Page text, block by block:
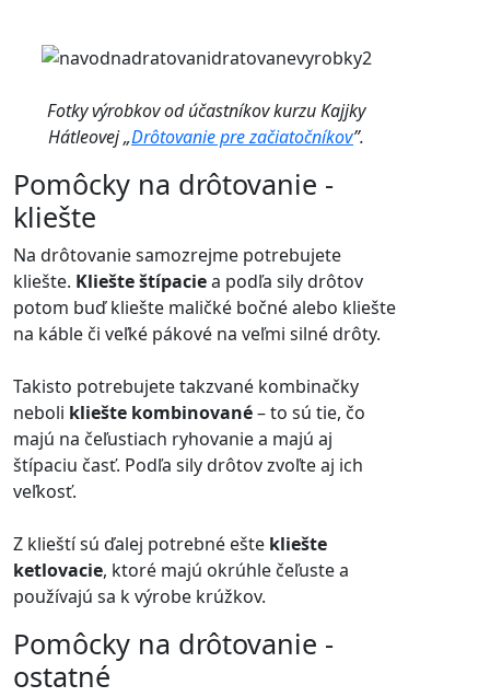
Fotky výrobkov od účastníkov kurzu Kajjky
Hátleovej „Drôtovanie pre začiatočníkov”.
Pomôcky na drôtovanie -
kliešte
Na drôtovanie samozrejme potrebujete
kliešte. Kliešte štípaciea podľa sily drôtov
potom buď kliešte maličké bočné alebo kliešte
na káble či veľké pákové na veľmi silné drôty.
Takisto potrebujete takzvané kombinačky
neboli kliešte kombinované– to sú tie, čo
majú na čeľustiach ryhovanie a majú aj
štípaciu časť. Podľa sily drôtov zvoľte aj ich
veľkosť.
Z klieští sú ďalej potrebné ešte kliešte
ketlovacie, ktoré majú okrúhle čeľuste a
používajú sa k výrobe krúžkov.
Pomôcky na drôtovanie -
ostatné